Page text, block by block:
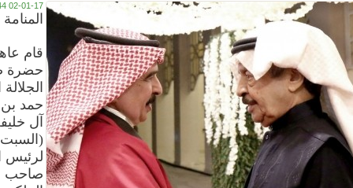
02-01-17 02:44
قام
حضرة
حمد
آل
لرئيس
صاحب